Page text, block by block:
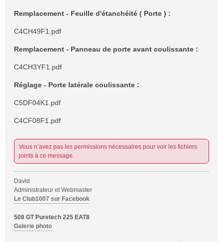
Remplacement - Feuille d'étanchéité ( Porte ) :
C4CH49F1.pdf
Remplacement - Panneau de porte avant coulissante :
C4CH3YF1.pdf
Réglage - Porte latérale coulissante :
C5DF04K1.pdf
C4CF08F1.pdf
Vous n’avez pas les permissions nécessaires pour voir les fichiers
joints à ce message.
David
Administrateur et Webmaster
Le Club1007 sur Facebook
508 GT Puretech 225 EAT8
Galerie photo